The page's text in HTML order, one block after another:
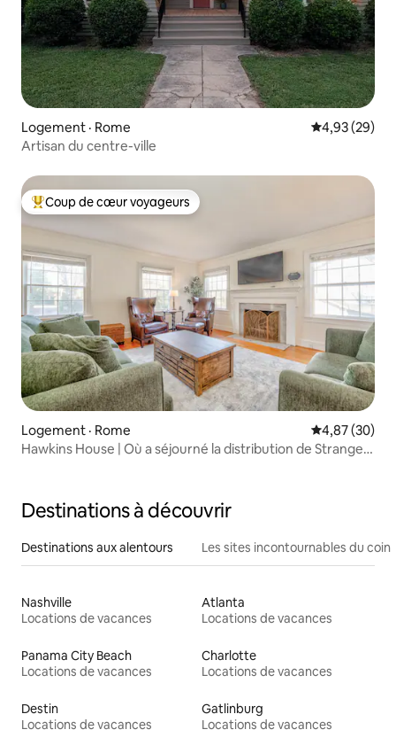
Logement · Rome Note
4,93 (29)
Artisan du centre-ville
Coup de cœur voyageurs parmi les plus aimés
Coup de cœur voyageurs
Logement · Rome Note
4,87 (30)
Hawkins House | Où a séjourné la distribution de Stranger
Destinations à découvrir
Destinations aux alentours Les sites incontournables du coin
Nashville
Locations de vacances
Atlanta
Locations de vacances
Panama City Beach
Locations de vacances
Charlotte
Locations de vacances
Destin
Locations de vacances
Gatlinburg
Locations de vacances